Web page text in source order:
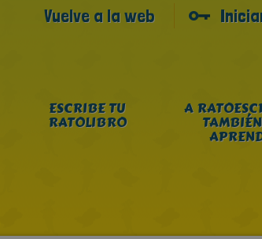
Vuelve a la web
ESCRIBE TU
RATOLIBRO
A